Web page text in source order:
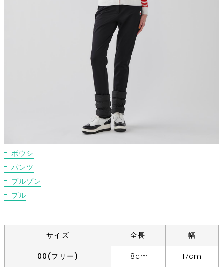
ボウシ
パンツ
ブルゾン
プル
サイズ 全長 幅
00(フリー) 18cm
17cm